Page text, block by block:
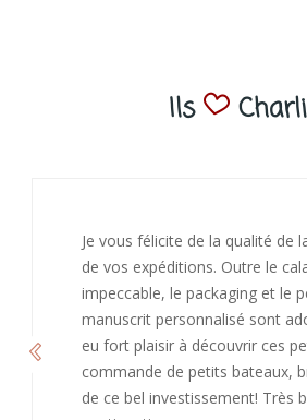
Ils
J’ai adoré ouvrir ce paquet
bienveillant et fait plaisir. Je ne
de recommandé chez vous.
continuation et merci à vous.
Caroline